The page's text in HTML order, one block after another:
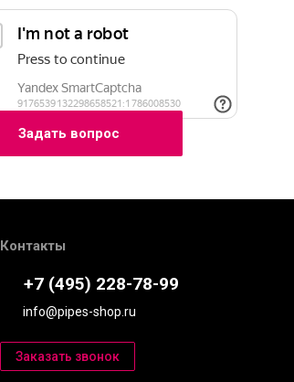
Контакты
+7 (495) 228-78-99
info@pipes-shop.ru